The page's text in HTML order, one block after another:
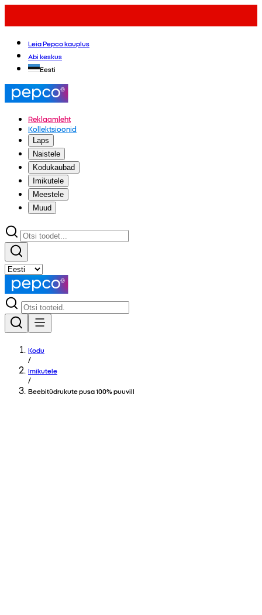
Leia Pepco kauplus
Abi keskus
Eesti
Reklaamleht
Kollektsioonid
Laps
Naistele
Kodukaubad
Imikutele
Meestele
Muud
Kodu
/
Imikutele
/
Beebitüdrukute pusa 100% puuvill